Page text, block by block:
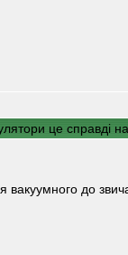
це справді
вакуумного до